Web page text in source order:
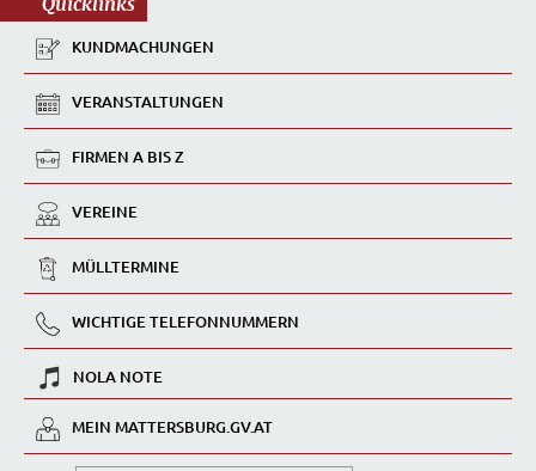
KUNDMACHUNGEN
VERANSTALTUNGEN
FIRMEN A BIS Z
VEREINE
MÜLLTERMINE
WICHTIGE TELEFONNUMMERN
NOLA NOTE
MEIN MATTERSBURG.GV.AT